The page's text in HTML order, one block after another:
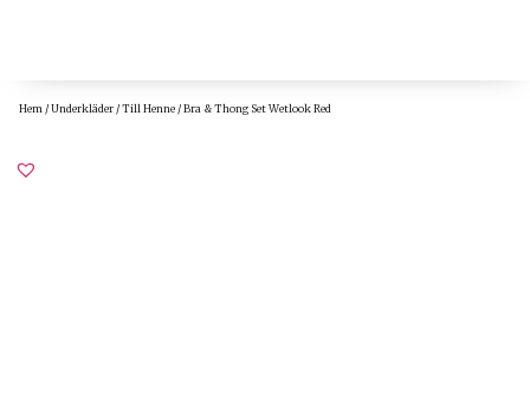
Hem /Underkläder /Till Henne / Bra & Thong Set Wetlook Red